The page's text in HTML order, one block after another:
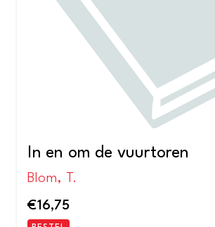
In en om de vuurtoren
Blom, T.
€16,75